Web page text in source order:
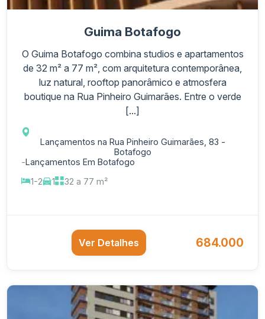
Guima Botafogo
O Guima Botafogo combina studios e apartamentos
de 32 m² a 77 m², com arquitetura contemporânea,
luz natural, rooftop panorâmico e atmosfera
boutique na Rua Pinheiro Guimarães. Entre o verde
[...]
Lançamentos na Rua Pinheiro Guimarães, 83 -
Botafogo
-Lançamentos Em Botafogo
1-2
1 32 a 77 m²
Ver Detalhes 684.000